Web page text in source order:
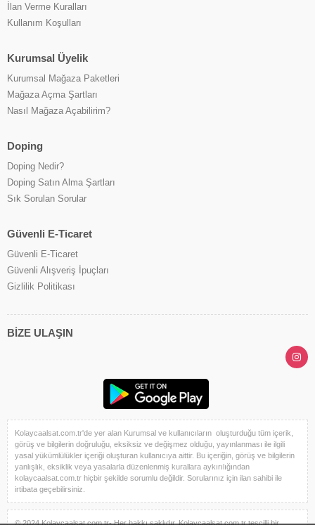
İlan Verme Kuralları
Kullanım Koşulları
Kurumsal Üyelik
Kurumsal Mağaza Paketleri
Mağaza Açma Şartları
Nasıl Mağaza Açabilirim?
Doping
Doping Nedir?
Doping Satın Alma Şartları
Sık Sorulan Sorular
Güvenli E-Ticaret
Güvenli E-Ticaret
Güvenli Alışveriş İpuçları
Gizlilik Politikası
BİZE ULAŞIN
Kolaycaalsat.com.tr'de yer alan Kurumsal ve kullanıcıların oluşturduğu tüm içerik,
görüş ve bilgilerin doğruluğu, eksiksiz ve değişmez olduğu, yayınlanması ile ilgili
yasal yükümlülükler içeriği oluşturan kullanıcıya aittir. Bu içeriğin, görüş ve bilgilerin
yanlışlık, eksiklik veya yasalarla düzenlenmiş kurallara aykırılığından
kolaycaalsat.com.tr hiçbir şekilde sorumlu değildir. Sorularınız için ilan sahibi ile
irtibata geçebilirsiniz.
© 2024 Kolaycaalsat.com.tr- Her hakkı saklıdır. Kolaycaalsat.com.tr tescilli bir